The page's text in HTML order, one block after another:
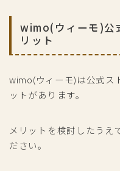
wimo(ウィーモ)公
リット
wimo(ウィーモ)は公式ス
ットがあります。
メリットを検討したうえ
ださい。